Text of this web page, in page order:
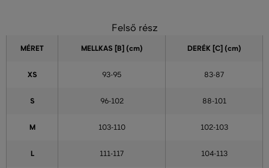
Felső rész
MÉRET MELLKAS [B] (cm) DERÉK [C] (cm)
XS 93-95 83-87
S 96-102 88-101
M 103-110 102-103
L 111-117 104-113